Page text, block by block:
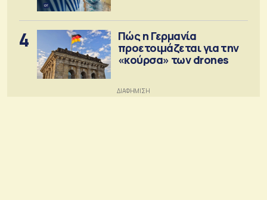
4
Πώς η Γερμανία
προετοιμάζεται για την
«κούρσα» των drones